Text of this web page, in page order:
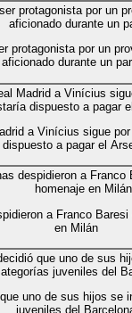
protagonista por un
aficionado durante un
a Vinícius sigue
dispuesto a pagar el
a Franco
en Milán
uno de sus hijos se
juveniles del